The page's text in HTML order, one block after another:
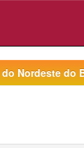
Nordeste do